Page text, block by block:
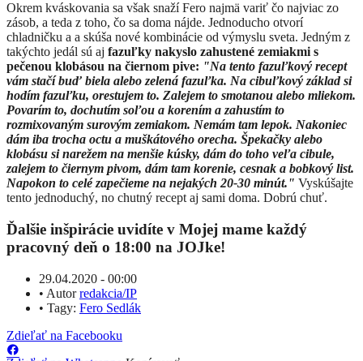
Okrem kváskovania sa však snaží Fero najmä variť čo najviac zo
zásob, a teda z toho, čo sa doma nájde. Jednoducho otvorí
chladničku a a skúša nové kombinácie od výmyslu sveta. Jedným z
takýchto jedál sú aj fazuľky nakyslo zahustené zemiakmi s
pečenou klobásou na čiernom pive: "Na tento fazuľkový recept
vám stačí buď biela alebo zelená fazuľka. Na cibuľkový základ si
hodím fazuľku, orestujem to. Zalejem to smotanou alebo mliekom.
Povarím to, dochutím soľou a korením a zahustím to
rozmixovaným surovým zemiakom. Nemám tam lepok. Nakoniec
dám iba trocha octu a muškátového orecha. Špekačky alebo
klobásu si narežem na menšie kúsky, dám do toho veľa cibule,
zalejem to čiernym pivom, dám tam korenie, cesnak a bobkový list.
Napokon to celé zapečieme na nejakých 20-30 minút." Vyskúšajte
tento jednoduchý, no chutný recept aj sami doma. Dobrú chuť.
Ďalšie inšpirácie uvidíte v Mojej mame každý
pracovný deň o 18:00 na JOJke!
29.04.2020 - 00:00
• Autorredakcia/IP
• Tagy: Fero Sedlák
Zdieľať na Facebooku